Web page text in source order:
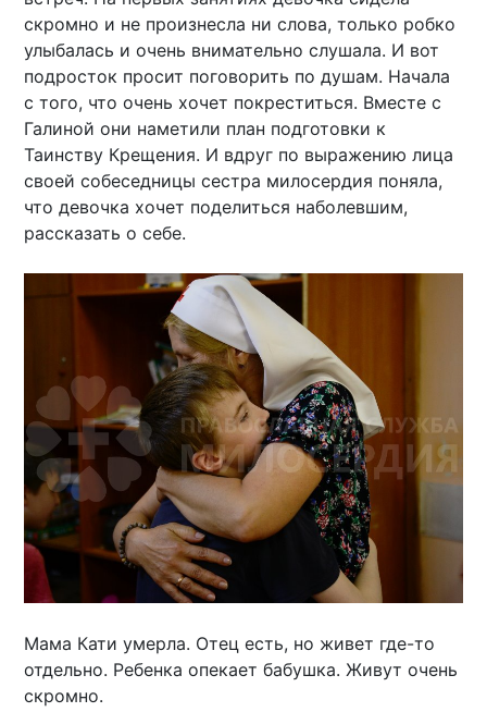
скромно и не произнесла ни слова, только робко
улыбалась и очень внимательно слушала. И вот
подросток просит поговорить по душам. Начала
с того, что очень хочет покреститься. Вместе с
Галиной они наметили план подготовки к
Таинству Крещения. И вдруг по выражению лица
своей собеседницы сестра милосердия поняла,
что девочка хочет поделиться наболевшим,
рассказать о себе.
Мама Кати умерла. Отец есть, но живет где-то
отдельно. Ребенка опекает бабушка. Живут очень
скромно.